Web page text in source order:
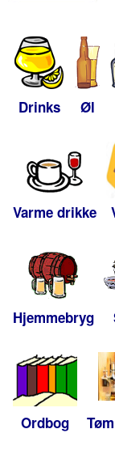
Drinks Øl
Varme drikke
Hjemmebryg
Ordbog